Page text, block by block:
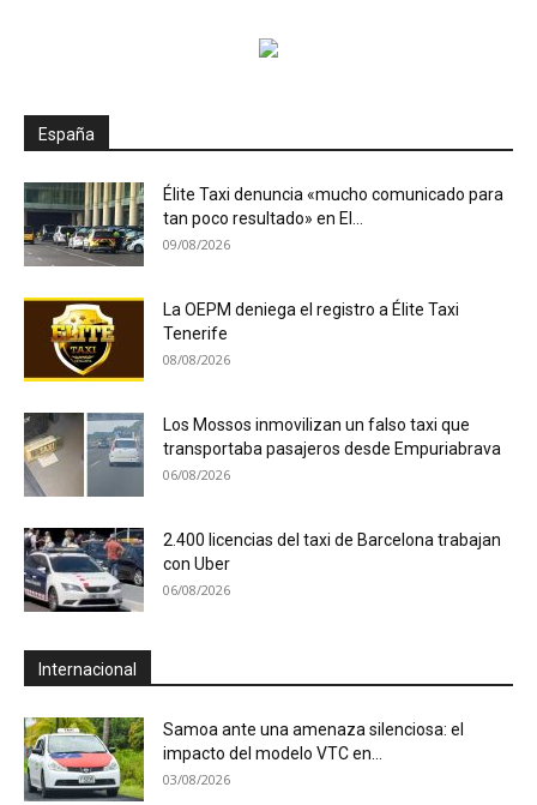
España
Élite Taxi denuncia «mucho comunicado para
tan poco resultado» en El...
09/08/2026
La OEPM deniega el registro a Élite Taxi
Tenerife
08/08/2026
Los Mossos inmovilizan un falso taxi que
transportaba pasajeros desde Empuriabrava
06/08/2026
2.400 licencias del taxi de Barcelona trabajan
con Uber
06/08/2026
Internacional
Samoa ante una amenaza silenciosa: el
impacto del modelo VTC en...
03/08/2026